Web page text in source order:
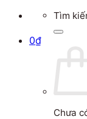
Tìm
0₫
Chưa